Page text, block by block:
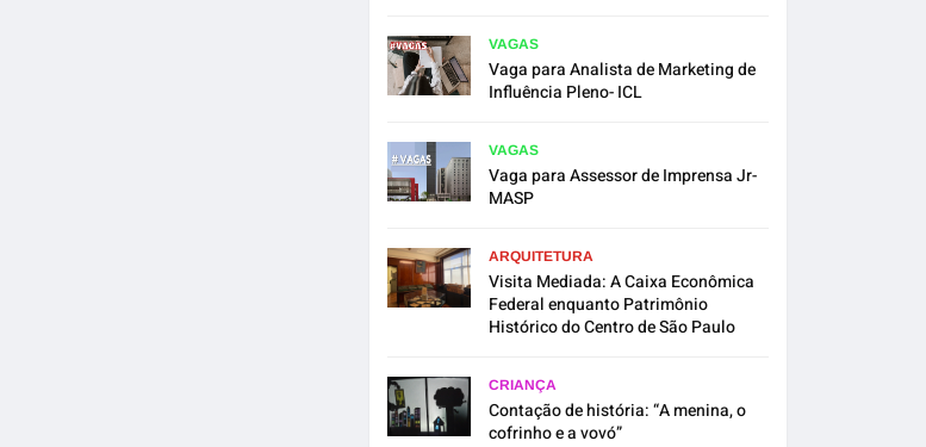
VAGAS
Vaga para Analista de Marketing de
Influência Pleno- ICL
VAGAS
Vaga para Assessor de Imprensa Jr-
MASP
ARQUITETURA
Visita Mediada: A Caixa Econômica
Federal enquanto Patrimônio
Histórico do Centro de São Paulo
CRIANÇA
Contação de história: “A menina, o
cofrinho e a vovó”